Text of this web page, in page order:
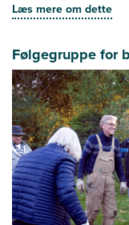
Læs mere om dette
Følgegruppe for